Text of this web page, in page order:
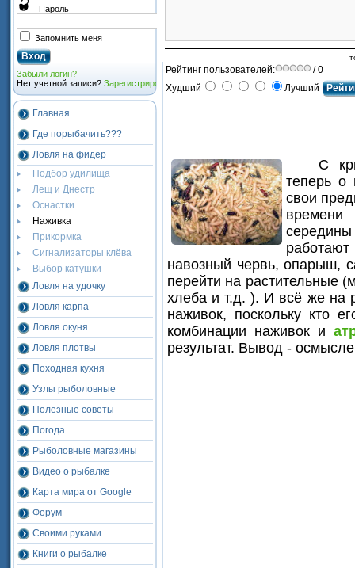
Пароль
Запомнить меня
Забыли логин?
Нет учетной записи? Зарегистрироваться
Главная
Где порыбачить???
Ловля на фидер
Подбор удилища
Лещ и Днестр
Оснастки
Наживка
Прикормка
Сигнализаторы клёва
Выбор катушки
Ловля на удочку
Ловля карпа
Ловля окуня
Ловля плотвы
Походная кухня
Узлы рыболовные
Полезные советы
Погода
Рыболовные магазины
Видео о рыбалке
Карта мира от Google
Форум
Своими руками
Книги о рыбалке
Рейтинг пользователей:
/ 0
Худший
Лучший
C
теперь о
свои
навозный червь, опарыш,
перейти на растительные
хлеба и т.д. ). И всё же на
наживок, поскольку кто
комбинации наживок и
результат. Вывод -